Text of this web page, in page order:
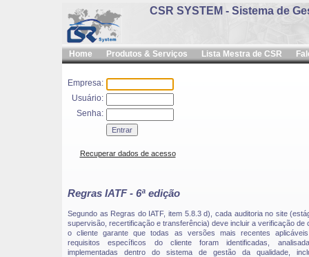
CSR SYSTEM - Sistema de
Home Produtos & Serviços Lista Mestra de CSR
Empresa:
Usuário:
Senha:
Recuperar dados de acesso
Regras IATF - 6ª edição
Segundo as Regras do IATF, item 5.8.3 d), cada auditoria no site
supervisão, recertificação e transferência) deve incluir a verificação de
o cliente garante que todas as versões mais recentes
requisitos específicos do cliente foram identificadas,
implementadas dentro do sistema de gestão da qualidade,